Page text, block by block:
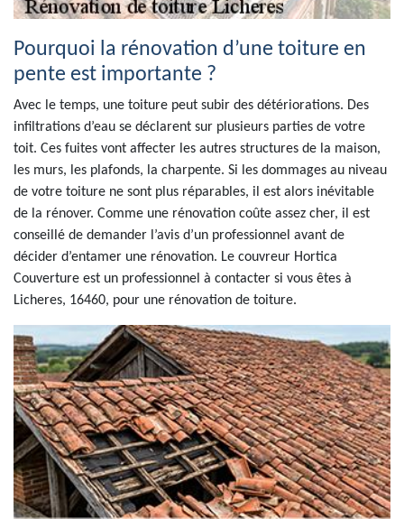
Pourquoi la rénovation d’une toiture en
pente est importante ?
Avec le temps, une toiture peut subir des détériorations. Des
infiltrations d’eau se déclarent sur plusieurs parties de votre
toit. Ces fuites vont affecter les autres structures de la maison,
les murs, les plafonds, la charpente. Si les dommages au niveau
de votre toiture ne sont plus réparables, il est alors inévitable
de la rénover. Comme une rénovation coûte assez cher, il est
conseillé de demander l’avis d’un professionnel avant de
décider d’entamer une rénovation. Le couvreur Hortica
Couverture est un professionnel à contacter si vous êtes à
Licheres, 16460, pour une rénovation de toiture.